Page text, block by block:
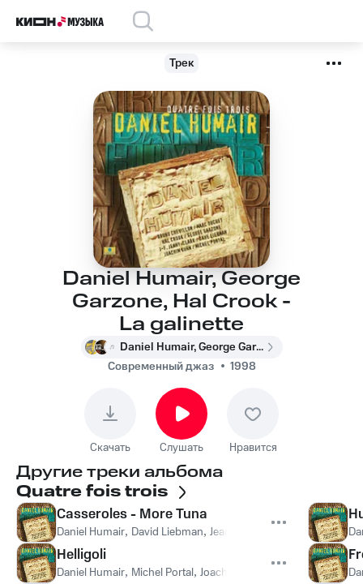
Трек
Daniel Humair, George
Garzone, Hal Crook -
La galinette
Daniel Humair, George Garzone, Hal Crook
Современный джаз
1998
Скачать Слушать Нравится
Другие треки альбома
Quatre fois trois
Casseroles - More Tuna
Daniel Humair, David Liebman, Jean-François Jenny Clark
Helligoli
Daniel Humair, Michel Portal, Joachim Kühn